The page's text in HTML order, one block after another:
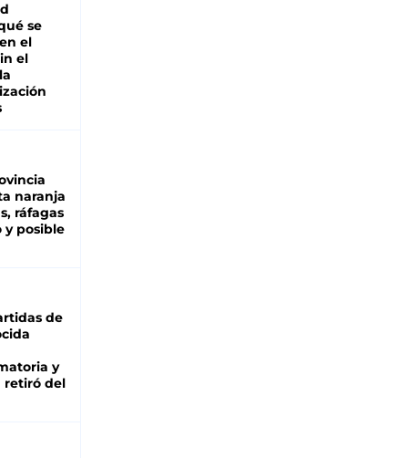
se
el
el
naranja
ráfagas
y posible
de
y
retiró del